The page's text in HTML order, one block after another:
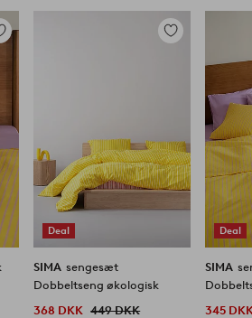
Deal
Tilføj
SIMA sengesæt
Dobbeltseng økologisk
368 DKK 449 DKK
Deal
SIMA
345